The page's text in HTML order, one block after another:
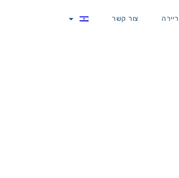
צור קשר